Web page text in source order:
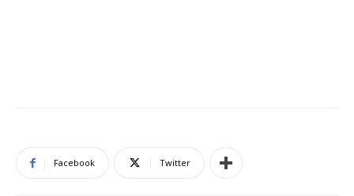
Facebook Twitter